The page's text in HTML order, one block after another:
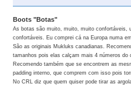
Boots "Botas"
As botas são muito, muito, muito confortáveis,
confortáveis. Eu comprei cá na Europa numa
São as originais Mukluks canadianas.
tamanhos pois elas calçam mais 4 números do
Recomendo também que se encontrem as
padding interno, que comprem com isso pois
No CRL diz que quem quiser pode tirar as